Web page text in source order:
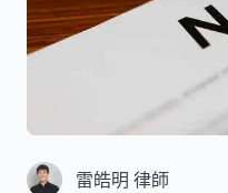
雷皓明 律師